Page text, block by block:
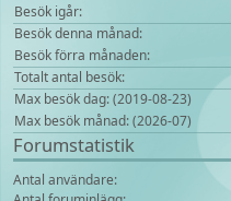
Besök igår:
Besök denna månad:
Besök förra månaden:
Totalt antal besök:
Max besök dag: (2019-08-23)
Max besök månad: (2026-07)
Forumstatistik
Antal användare: